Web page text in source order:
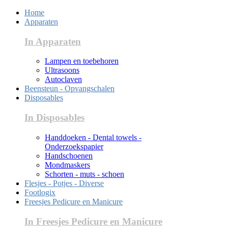
Home
Apparaten
In Apparaten
Lampen en toebehoren
Ultrasoons
Autoclaven
Beensteun - Opvangschalen
Disposables
In Disposables
Handdoeken - Dental towels -
Onderzoekspapier
Handschoenen
Mondmaskers
Schorten - muts - schoen
Flesjes - Potjes - Diverse
Footlogix
Freesjes Pedicure en Manicure
In Freesjes Pedicure en Manicure